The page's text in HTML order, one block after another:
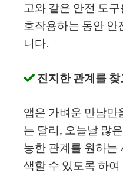
고와 같은 안전 도
호작용하는 동안 안
니다.
진지한 관계를
앱은 가벼운 만남만
는 달리, 오늘날 많
능한 관계를 원하는
색할 수 있도록 하